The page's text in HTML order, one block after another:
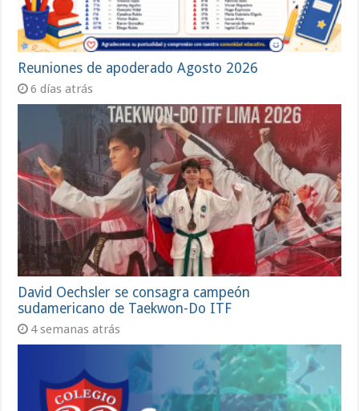
Reuniones de apoderado Agosto 2026
6 días atrás
David Oechsler se consagra campeón
sudamericano de Taekwon-Do ITF
4 semanas atrás